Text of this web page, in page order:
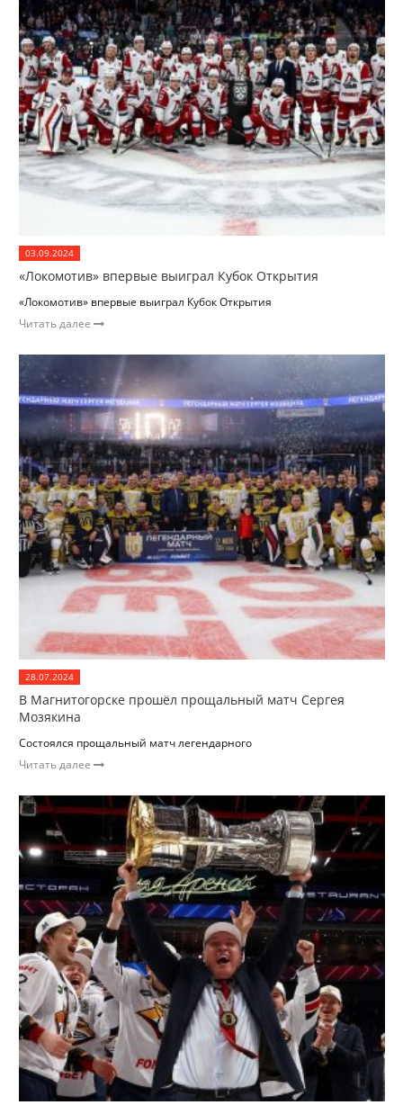
03.09.2024
«Локомотив» впервые выиграл Кубок Открытия
«Локомотив» впервые выиграл Кубок Открытия
Читать далее
28.07.2024
В Магнитогорске прошёл прощальный матч Сергея
Мозякина
Состоялся прощальный матч легендарного
Читать далее